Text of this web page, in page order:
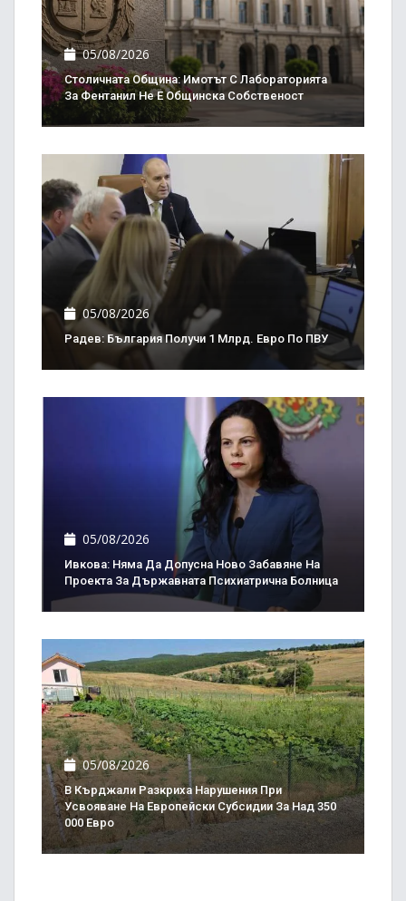
05/08/2026
Столичната Община: Имотът С Лабораторията
За Фентанил Не Е Общинска Собственост
05/08/2026
Радев: България Получи 1 Млрд. Евро По ПВУ
05/08/2026
Ивкова: Няма Да Допусна Ново Забавяне На
Проекта За Държавната Психиатрична Болница
05/08/2026
В Кърджали Разкриха Нарушения При
Усвояване На Европейски Субсидии За Над 350
000 Евро